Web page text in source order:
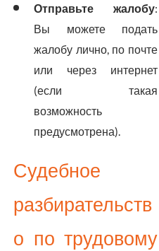
Отправьте жалобу:
Вы можете подать
жалобу лично, по почте
или через интернет
(если такая
возможность
предусмотрена).
Судебное
разбирательств
о по трудовому